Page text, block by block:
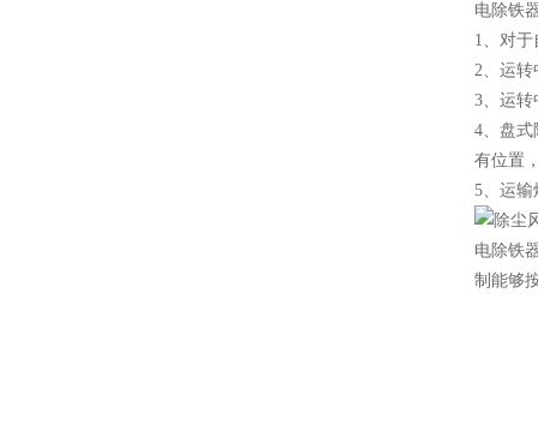
电除铁
1、对
2、运
3、运
4、盘式
有位置
5、运输
电除铁
制能够